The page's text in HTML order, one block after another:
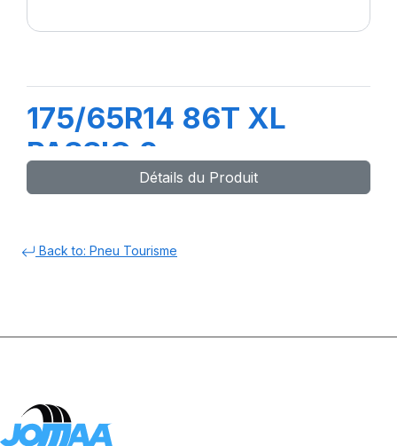
175/65R14 86T XL
PASSIO 2
Détails du Produit
Back to: Pneu Tourisme